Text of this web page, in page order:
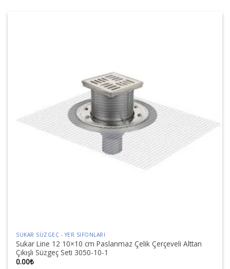
SUKAR SÜZGEÇ - YER SIFONLARI
Sukar Line 12 10×10 cm Paslanmaz Çelik Çerçeveli Alttan
Çıkışlı Süzgeç Seti 3050-10-1
0.00₺